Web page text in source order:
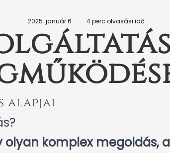
2025. január 6. 4 perc olvasási idő
alapjai
olyan komplex megoldás,